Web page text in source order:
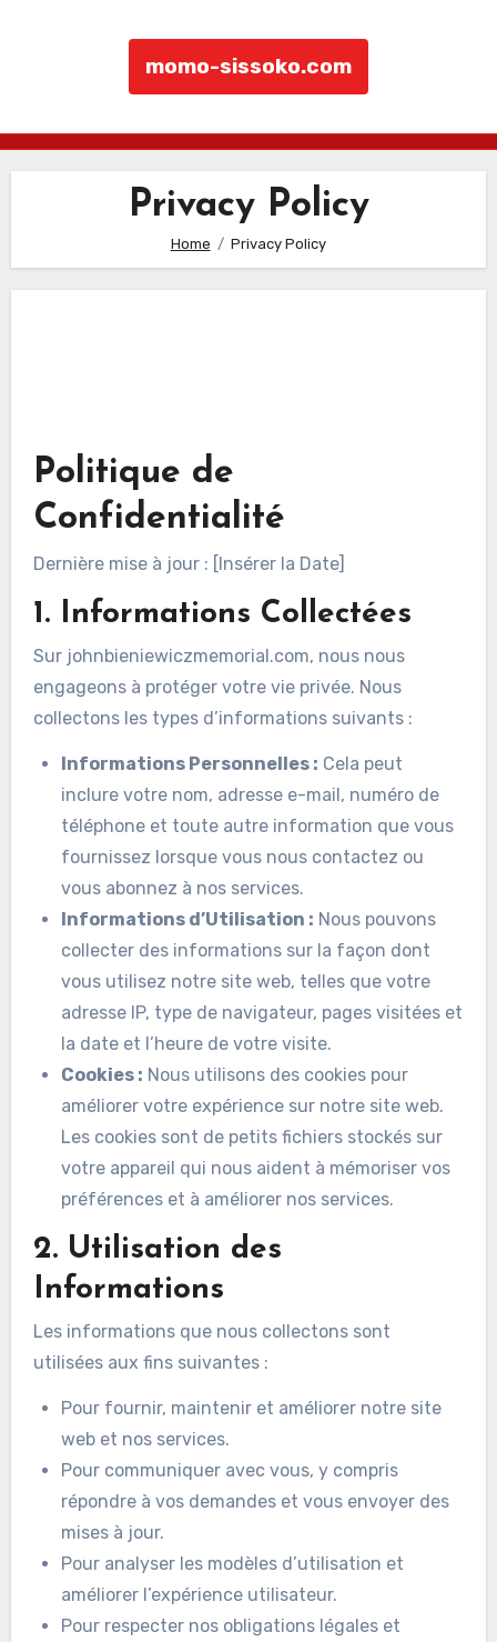
momo-sissoko.com
Privacy Policy
Home Privacy Policy
Politique de
Confidentialité
Dernière mise à jour : [Insérer la Date]
1. Informations Collectées
Sur johnbieniewiczmemorial.com, nous nous
engageons à protéger votre vie privée. Nous
collectons les types d’informations suivants :
Informations Personnelles : Cela peut
inclure votre nom, adresse e-mail, numéro de
téléphone et toute autre information que vous
fournissez lorsque vous nous contactez ou
vous abonnez à nos services.
Informations d’Utilisation : Nous pouvons
collecter des informations sur la façon dont
vous utilisez notre site web, telles que votre
adresse IP, type de navigateur, pages visitées et
la date et l’heure de votre visite.
Cookies : Nous utilisons des cookies pour
améliorer votre expérience sur notre site web.
Les cookies sont de petits fichiers stockés sur
votre appareil qui nous aident à mémoriser vos
préférences et à améliorer nos services.
2. Utilisation des
Informations
Les informations que nous collectons sont
utilisées aux fins suivantes :
Pour fournir, maintenir et améliorer notre site
web et nos services.
Pour communiquer avec vous, y compris
répondre à vos demandes et vous envoyer des
mises à jour.
Pour analyser les modèles d’utilisation et
améliorer l’expérience utilisateur.
Pour respecter nos obligations légales et